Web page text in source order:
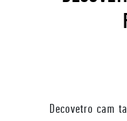
Decovetro cam